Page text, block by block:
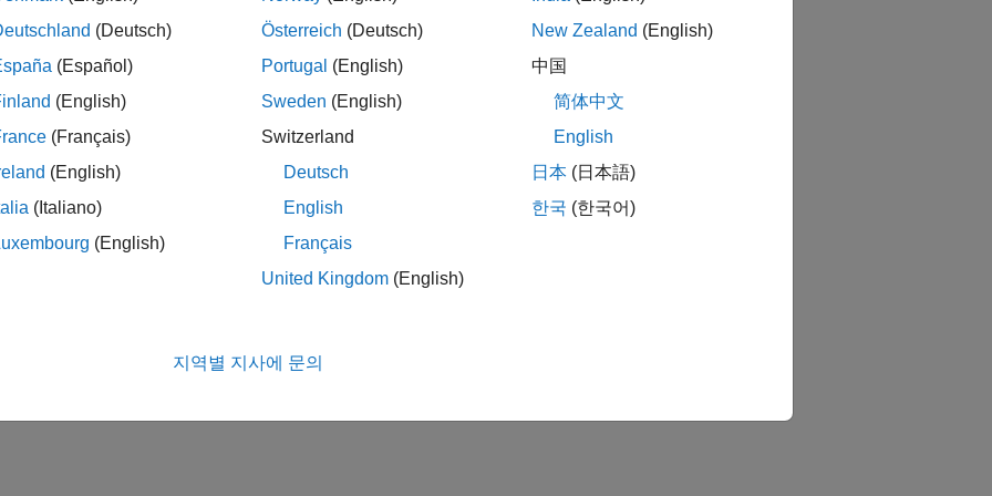
(Deutsch)
(Español)
(English)
(Français)
(English)
(Italiano)
(English)
Österreich (Deutsch)
Portugal (English)
Sweden (English)
Switzerland
Deutsch
English
Français
United Kingdom (English)
New Zealand (English)
中国
简体中文
English
日本 (日本語)
한국 (한국어)
지역별 지사에 문의